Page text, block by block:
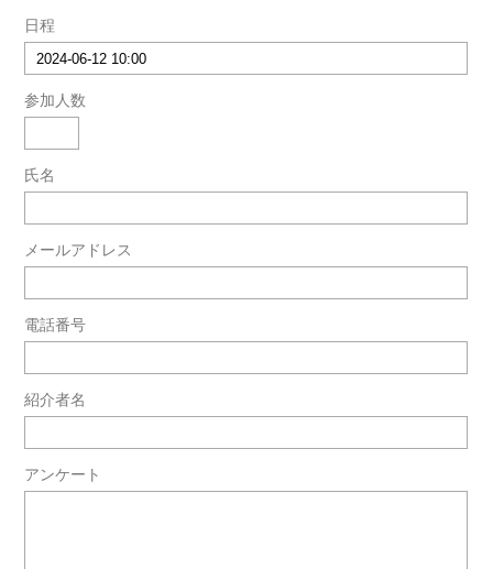
日程
参加人数
氏名
メールアドレス
電話番号
紹介者名
アンケート